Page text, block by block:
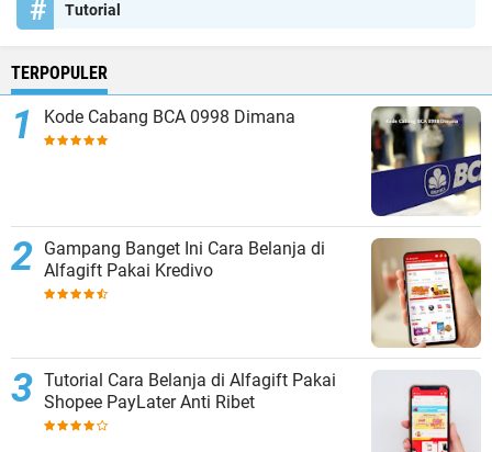
Tutorial
TERPOPULER
Kode Cabang BCA 0998 Dimana
Gampang Banget Ini Cara Belanja di
Alfagift Pakai Kredivo
Tutorial Cara Belanja di Alfagift Pakai
Shopee PayLater Anti Ribet